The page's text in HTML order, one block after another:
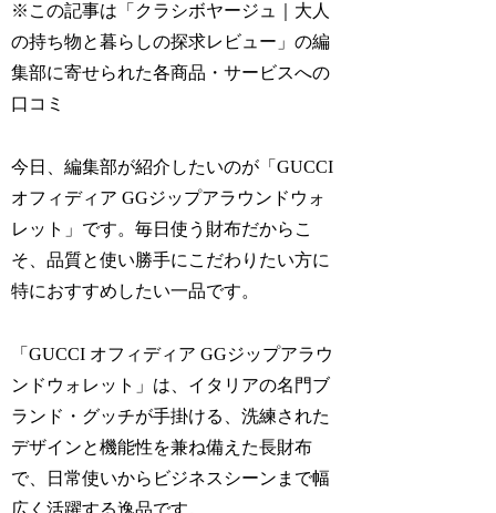
※この記事は「クラシボヤージュ｜大人
の持ち物と暮らしの探求レビュー」の編
集部に寄せられた各商品・サービスへの
口コミ
今日、編集部が紹介したいのが「GUCCI
オフィディア GGジップアラウンドウォ
レット」です。毎日使う財布だからこ
そ、品質と使い勝手にこだわりたい方に
特におすすめしたい一品です。
「GUCCI オフィディア GGジップアラウ
ンドウォレット」は、イタリアの名門ブ
ランド・グッチが手掛ける、洗練された
デザインと機能性を兼ね備えた長財布
で、日常使いからビジネスシーンまで幅
広く活躍する逸品です。